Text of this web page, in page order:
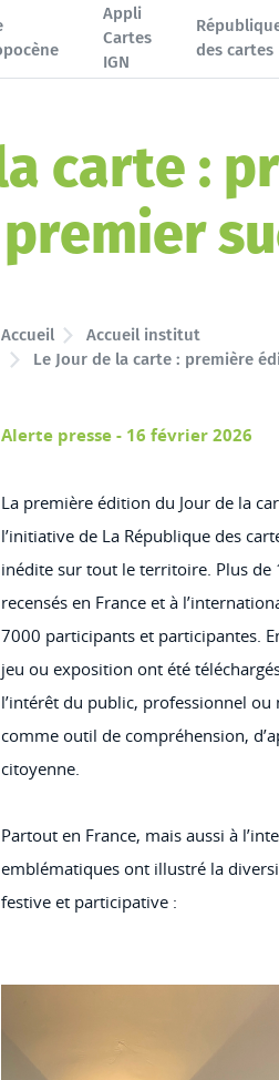
Appli
Cartes
IGN
des cartes
carte :
Accueil
Accueil institut
Le Jour de la carte : première
sur Facebook
sur Bluesky
sur LinkedIn
par email
Alerte presse - 16 février 2026
La première édition du Jour de la
l’initiative de La République des
inédite sur tout le territoire. Plus de
recensés en France et à
7000 participants et participantes.
jeu ou exposition ont été
l’intérêt du public, professionnel
comme outil de compréhension,
citoyenne.
Partout en France, mais aussi à
emblématiques ont illustré la
festive et participative :